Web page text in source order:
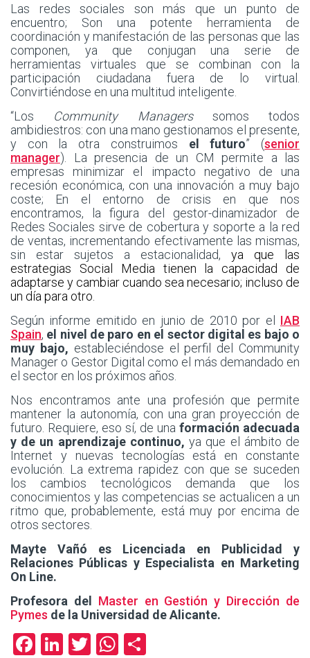
Las redes sociales son más que un punto de
encuentro; Son una potente herramienta de
coordinación y manifestación de las personas que las
componen, ya que conjugan una serie de
herramientas virtuales que se combinan con la
participación ciudadana fuera de lo virtual.
Convirtiéndose en una multitud inteligente.
“Los Community Managerssomos todos
ambidiestros: con una mano gestionamos el presente,
y con la otra construimos el futuro” (senior
manager). La presencia de un CM permite a las
empresas minimizar el impacto negativo de una
recesión económica, con una innovación a muy bajo
coste; En el entorno de crisis en que nos
encontramos, la figura del gestor-dinamizador de
Redes Sociales sirve de cobertura y soporte a la red
de ventas, incrementando efectivamente las mismas,
sin estar sujetos a estacionalidad, ya que las
estrategias Social Media tienen la capacidad de
adaptarse y cambiar cuando sea necesario; incluso de
un día para otro.
Según informe emitido en junio de 2010 por el IAB
Spain, el nivel de paro en el sector digital es bajo o
muy bajo, estableciéndose el perfil del Community
Manager o Gestor Digital como el más demandado en
el sector en los próximos años.
Nos encontramos ante una profesión que permite
mantener la autonomía, con una gran proyección de
futuro. Requiere, eso sí, de una formación adecuada
y de un aprendizaje continuo,ya que el ámbito de
Internet y nuevas tecnologías está en constante
evolución. La extrema rapidez con que se suceden
los cambios tecnológicos demanda que los
conocimientos y las competencias se actualicen a un
ritmo que, probablemente, está muy por encima de
otros sectores.
Mayte Vañó es
Licenciada en Publicidad y
Relaciones Públicas y Especialista en Marketing
On Line.
Profesora del Master en Gestión y Dirección de
Pymes de la Universidad de Alicante.
Facebook
LinkedIn
TwitterWhatsApp